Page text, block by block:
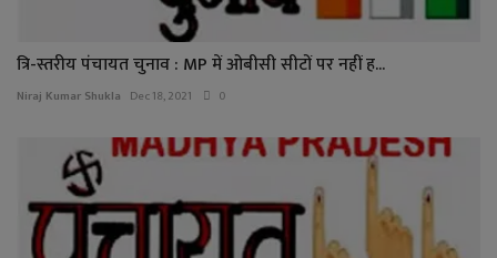
त्रि-स्तरीय पंचायत चुनाव : MP में ओबीसी सीटों पर नहीं ह...
Niraj Kumar Shukla Dec 18, 2021 0